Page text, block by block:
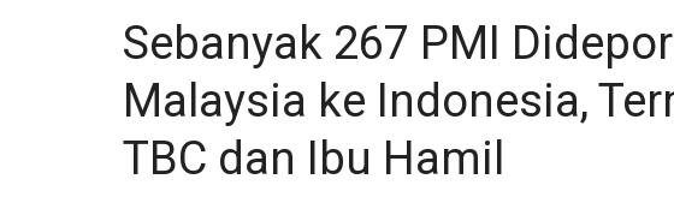
Sebanyak 267 PMI
Malaysia ke Indonesia,
TBC dan Ibu Hamil